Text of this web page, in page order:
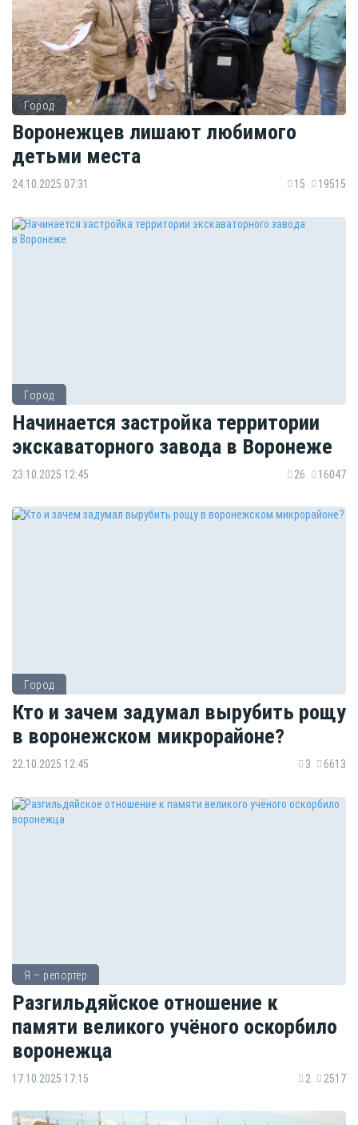
Город
Воронежцев лишают любимого
детьми места
24.10.2025 07:31 15 19515
Город
Начинается застройка территории
экскаваторного завода в Воронеже
23.10.2025 12:45 26 16047
Город
Кто и зачем задумал вырубить рощу
в воронежском микрорайоне?
22.10.2025 12:45 3 6613
Я – репортёр
Разгильдяйское отношение к
памяти великого учёного оскорбило
воронежца
17.10.2025 17:15 2 2517